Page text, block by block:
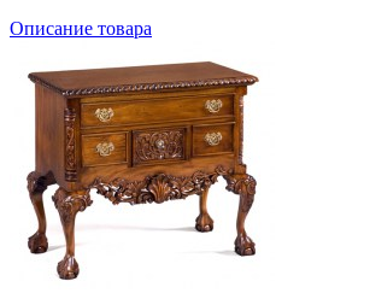
Описание товара